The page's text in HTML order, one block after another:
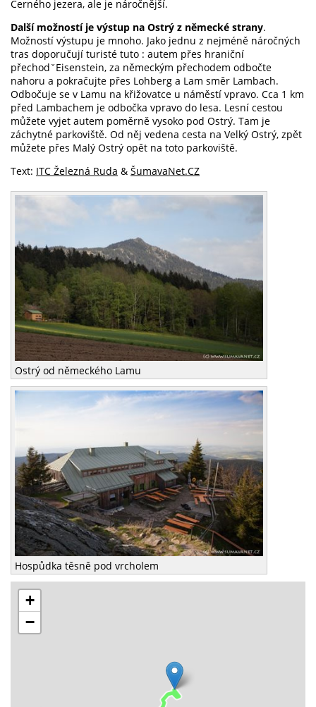
Černého jezera, ale je náročnější.
Další možností je výstup na Ostrý z německé strany.
Možností výstupu je mnoho. Jako jednu z nejméně náročných
tras doporučují turisté tuto : autem přes hraniční
přechodˇEisenstein, za německým přechodem odbočte
nahoru a pokračujte přes Lohberg a Lam směr Lambach.
Odbočuje se v Lamu na křižovatce u náměstí vpravo. Cca 1 km
před Lambachem je odbočka vpravo do lesa. Lesní cestou
můžete vyjet autem poměrně vysoko pod Ostrý. Tam je
záchytné parkoviště. Od něj vedena cesta na Velký Ostrý, zpět
můžete přes Malý Ostrý opět na toto parkoviště.
Text: ITC Železná Ruda & ŠumavaNet.CZ
Ostrý od německého Lamu
Hospůdka těsně pod vrcholem